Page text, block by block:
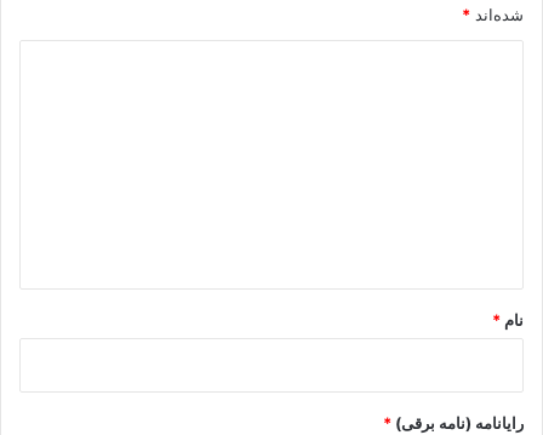
شده‌اند *
نام *
رایانامه (نامه برقی) *